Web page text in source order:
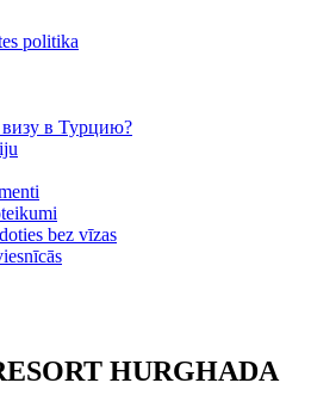
politika
в Турцию?
bez vīzas
HURGHADA